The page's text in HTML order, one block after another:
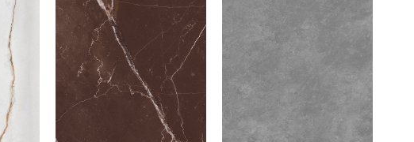
Add to
wishlist
Add to
wishlist